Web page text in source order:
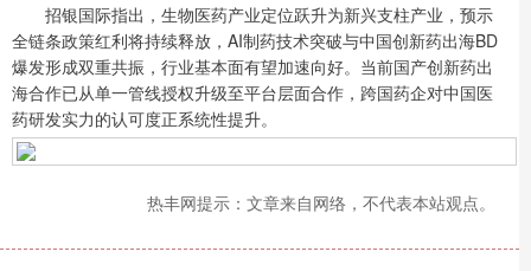
招银国际指出，生物医药产业定位跃升为新兴支柱产业，预示
全链条政策红利将持续释放，AI制药技术突破与中国创新药出海BD
爆发形成双重共振，行业基本面有望加速向好。当前国产创新药出
海合作已从单一管线授权升级至平台层面合作，跨国药企对中国医
药研发实力的认可度正系统性提升。
热丰网提示：文章来自网络，不代表本站观点。